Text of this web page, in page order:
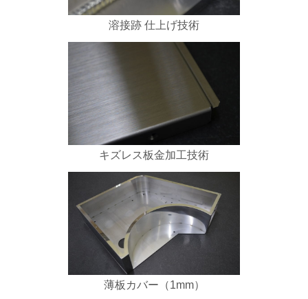
溶接跡 仕上げ技術
キズレス板金加工技術
薄板カバー（1mm）